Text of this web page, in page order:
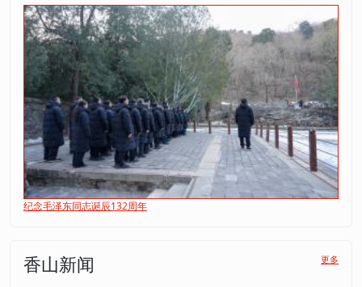
纪念毛泽东同志诞辰132周年
香山新闻 更多